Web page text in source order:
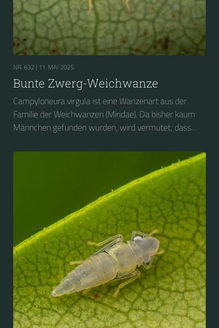
NR. 632 | 11. MAI 2025
Bunte Zwerg-Weichwanze
Campyloneura virgula ist eine Wanzenart aus der
Familie der Weichwanzen (Miridae). Da bisher kaum
Männchen gefunden wurden, wird vermutet, dass
Artepitheton virgula (lat.: virgo = Jungfrau) verweist
darauf. Die wenigen bisher gefundenen Männchen
wiesen verkümmerte Genitalien auf und waren nicht
fortpflanzungsfähig. Fertile Männchen sollen jedoch in
Nordafrika auftreten.